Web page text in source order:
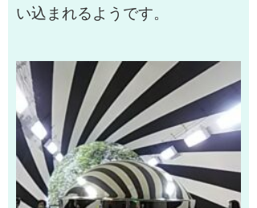
い込まれるようです。